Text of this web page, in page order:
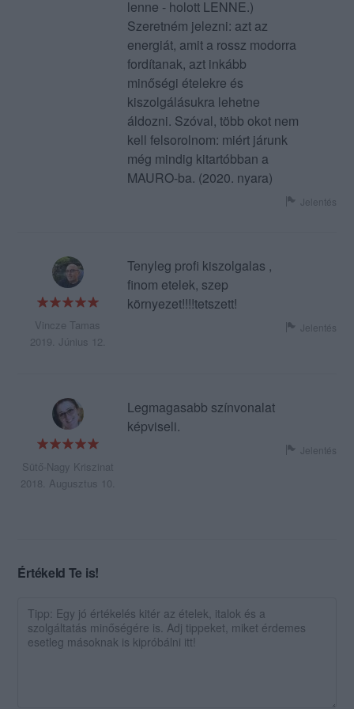
lenne - holott LENNE.)
Szeretném jelezni: azt az
energiát, amit a rossz modorra
fordítanak, azt inkább
minőségi ételekre és
kiszolgálásukra lehetne
áldozni. Szóval, több okot nem
kell felsorolnom: miért járunk
még mindig kitartóbban a
MAURO-ba. (2020. nyara)
Jelentés
Vincze Tamas
2019. Június 12.
Tenyleg profi kiszolgalas ,
finom etelek, szep
környezet!!!!tetszett!
Jelentés
Sütő-Nagy Kriszinat
2018. Augusztus 10.
Legmagasabb színvonalat
képviseli.
Jelentés
Értékeld Te is!